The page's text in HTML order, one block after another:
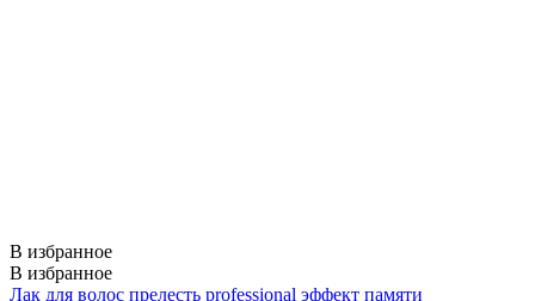
В избранное
В избранное
Лак для волос прелесть professional эффект памяти